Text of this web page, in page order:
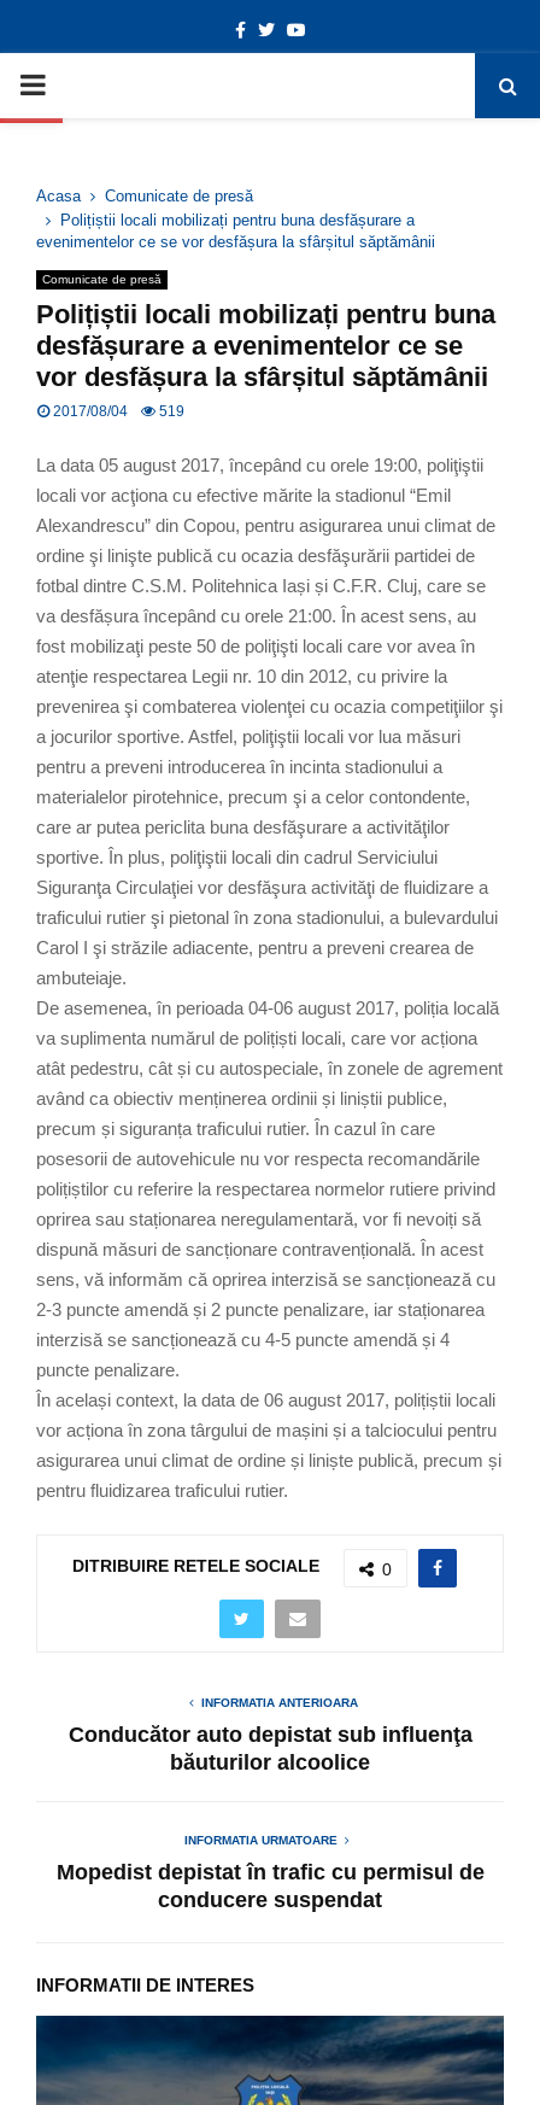
Deschide bara de unelte
Facebook
TwitterYoutube
PRIMARY
Acasa
Comunicate de presă
Polițiștii locali mobilizați pentru buna desfășurare a
evenimentelor ce se vor desfășura la sfârșitul săptămânii
Comunicate de presă
Polițiștii locali mobilizați pentru buna
desfășurare a evenimentelor ce se
vor desfășura la sfârșitul săptămânii
2017/08/04 519
La data 05 august 2017, începând cu orele 19:00, poliţiştii
locali vor acţiona cu efective mărite la stadionul “Emil
Alexandrescu” din Copou, pentru asigurarea unui climat de
ordine şi linişte publică cu ocazia desfăşurării partidei de
fotbal dintre C.S.M. Politehnica Iași și C.F.R. Cluj, care se
va desfășura începând cu orele 21:00. În acest sens, au
fost mobilizaţi peste 50 de poliţişti locali care vor avea în
atenţie respectarea Legii nr. 10 din 2012, cu privire la
prevenirea şi combaterea violenţei cu ocazia competiţiilor şi
a jocurilor sportive. Astfel, poliţiştii locali vor lua măsuri
pentru a preveni introducerea în incinta stadionului a
materialelor pirotehnice, precum şi a celor contondente,
care ar putea periclita buna desfăşurare a activităţilor
sportive. În plus, poliţiştii locali din cadrul Serviciului
Siguranţa Circulaţiei vor desfăşura activităţi de fluidizare a
traficului rutier şi pietonal în zona stadionului, a bulevardului
Carol I şi străzile adiacente, pentru a preveni crearea de
ambuteiaje.
De asemenea, în perioada 04-06 august 2017, poliția locală
va suplimenta numărul de polițiști locali, care vor acționa
atât pedestru, cât și cu autospeciale, în zonele de agrement
având ca obiectiv menținerea ordinii și liniștii publice,
precum și siguranța traficului rutier. În cazul în care
posesorii de autovehicule nu vor respecta recomandările
polițiștilor cu referire la respectarea normelor rutiere privind
oprirea sau staționarea neregulamentară, vor fi nevoiți să
dispună măsuri de sancționare contravențională. În acest
sens, vă informăm că oprirea interzisă se sancționează cu
2-3 puncte amendă și 2 puncte penalizare, iar staționarea
interzisă se sancționează cu 4-5 puncte amendă și 4
puncte penalizare.
În același context, la data de 06 august 2017, polițiștii locali
vor acționa în zona târgului de mașini și a talciocului pentru
asigurarea unui climat de ordine și liniște publică, precum și
pentru fluidizarea traficului rutier.
DITRIBUIRE RETELE SOCIALE 0
INFORMATIA ANTERIOARA
Conducător auto depistat sub influenţa
băuturilor alcoolice
INFORMATIA URMATOARE
Mopedist depistat în trafic cu permisul de
conducere suspendat
INFORMATII DE INTERES